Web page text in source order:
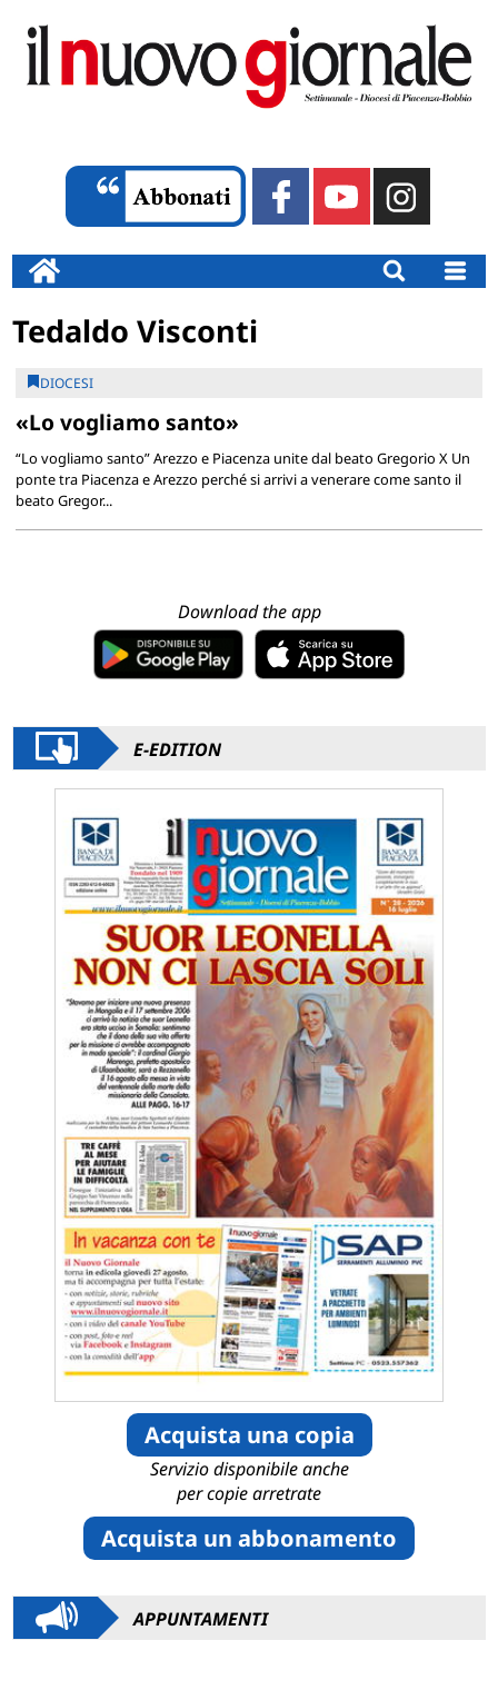
Tedaldo Visconti
DIOCESI
«Lo vogliamo santo»
“Lo vogliamo santo” Arezzo e Piacenza unite dal beato Gregorio X Un
ponte tra Piacenza e Arezzo perché si arrivi a venerare come santo il
beato Gregor...
Download the app
E-EDITION
Acquista una copia
Servizio disponibile anche
per copie arretrate
Acquista un abbonamento
APPUNTAMENTI